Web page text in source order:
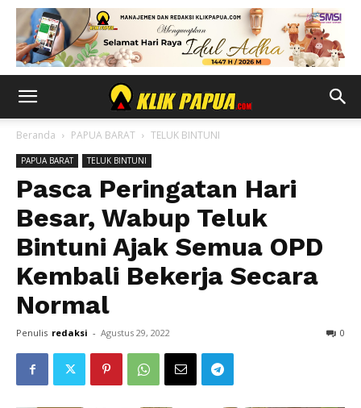
Beranda PAPUA BARAT TELUK BINTUNI
PAPUA BARAT TELUK BINTUNI
Pasca Peringatan Hari
Besar, Wabup Teluk
Bintuni Ajak Semua OPD
Kembali Bekerja Secara
Normal
Penulis redaksi - Agustus 29, 2022 0